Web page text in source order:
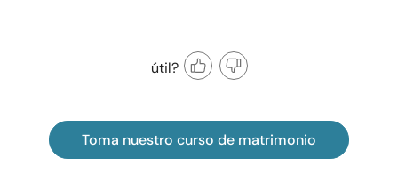
útil?
Toma nuestro curso de matrimonio